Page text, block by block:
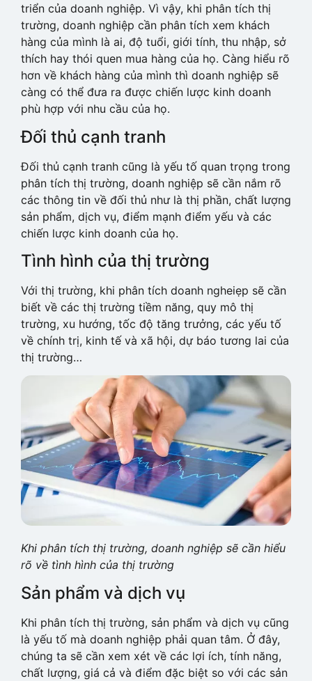
triển của doanh nghiệp. Vì vậy, khi phân tích thị
trường, doanh nghiệp cần phân tích xem khách
hàng của mình là ai, độ tuổi, giới tính, thu nhập, sở
thích hay thói quen mua hàng của họ. Càng hiểu rõ
hơn về khách hàng của mình thì doanh nghiệp sẽ
càng có thể đưa ra được chiến lược kinh doanh
phù hợp với nhu cầu của họ.
Đối thủ cạnh tranh
Đối thủ cạnh tranh cũng là yếu tố quan trọng trong
phân tích thị trường, doanh nghiệp sẽ cần nắm rõ
các thông tin về đối thủ như là thị phần, chất lượng
sản phẩm, dịch vụ, điểm mạnh điểm yếu và các
chiến lược kinh doanh của họ.
Tình hình của thị trường
Với thị trường, khi phân tích doanh ngheiẹp sẽ cần
biết về các thị trường tiềm năng, quy mô thị
trường, xu hướng, tốc độ tăng trưởng, các yếu tố
về chính trị, kinh tế và xã hội, dự báo tương lai của
thị trường…
Khi phân tích thị trường, doanh nghiệp sẽ cần hiểu
rõ về tình hình của thị trường
Sản phẩm và dịch vụ
Khi phân tích thị trường, sản phẩm và dịch vụ cũng
là yếu tố mà doanh nghiệp phải quan tâm. Ở đây,
chúng ta sẽ cần xem xét về các lợi ích, tính năng,
chất lượng, giá cả và điểm đặc biệt so với các sản